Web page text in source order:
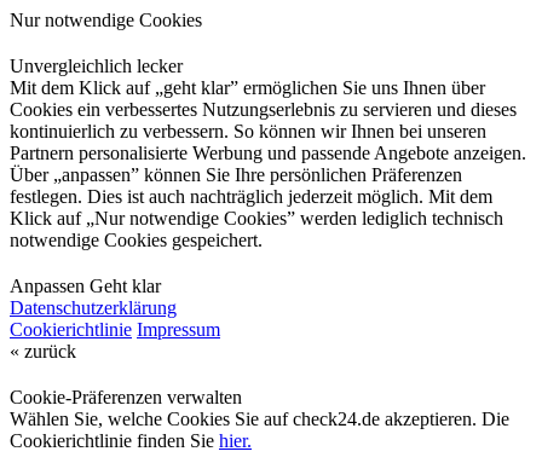
Nur notwendige Cookies
Unvergleichlich lecker
Mit dem Klick auf „geht klar” ermöglichen Sie uns Ihnen über
Cookies ein verbessertes Nutzungserlebnis zu servieren und dieses
kontinuierlich zu verbessern. So können wir Ihnen bei unseren
Partnern personalisierte Werbung und passende Angebote anzeigen.
Über „anpassen” können Sie Ihre persönlichen Präferenzen
festlegen. Dies ist auch nachträglich jederzeit möglich. Mit dem
Klick auf „Nur notwendige Cookies” werden lediglich technisch
notwendige Cookies gespeichert.
Anpassen Geht klar
Datenschutzerklärung
Cookierichtlinie Impressum
« zurück
Cookie-Präferenzen verwalten
Wählen Sie, welche Cookies Sie auf check24.de akzeptieren. Die
Cookierichtlinie finden Sie hier.